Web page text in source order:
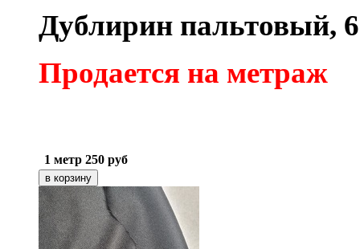
Дублирин пальтовый,
Продается на метраж
1 метр 250 руб